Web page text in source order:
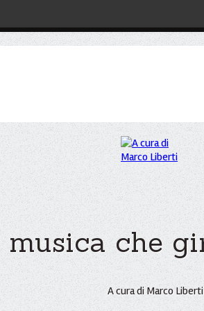
che
A cura di Marco Liberti